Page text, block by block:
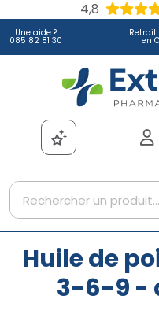
4,8
Une aide ?
085 82 81 30 en
Huile de
3-6-9 -